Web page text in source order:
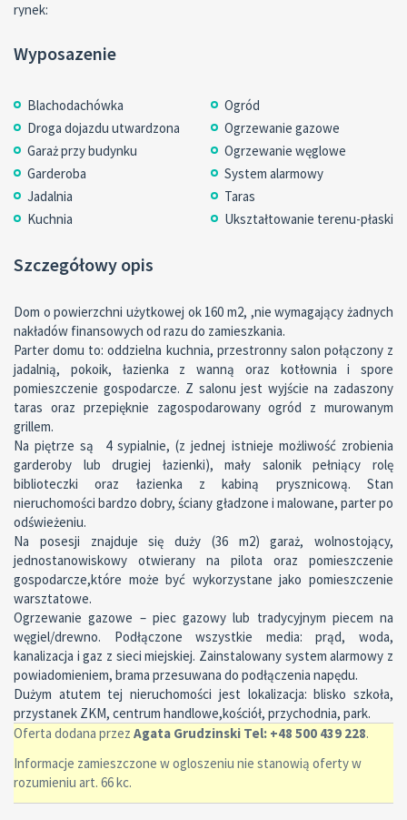
rynek:
Wyposazenie
Blachodachówka
Droga dojazdu utwardzona
Garaż przy budynku
Garderoba
Jadalnia
Kuchnia
Ogród
Ogrzewanie gazowe
Ogrzewanie węglowe
System alarmowy
Taras
Ukształtowanie terenu-płaski
Szczegółowy opis
Dom o powierzchni użytkowej ok 160 m2, ,nie wymagający żadnych
nakładów finansowych od razu do zamieszkania.
Parter domu to: oddzielna kuchnia, przestronny salon połączony z
jadalnią, pokoik, łazienka z wanną oraz kotłownia i spore
pomieszczenie gospodarcze. Z salonu jest wyjście na zadaszony
taras oraz przepięknie zagospodarowany ogród z murowanym
grillem.
Na piętrze są 4 sypialnie, (z jednej istnieje możliwość zrobienia
garderoby lub drugiej łazienki), mały salonik pełniący rolę
biblioteczki oraz łazienka z kabiną prysznicową. Stan
nieruchomości bardzo dobry, ściany gładzone i malowane, parter po
odświeżeniu.
Na posesji znajduje się duży (36 m2) garaż, wolnostojący,
jednostanowiskowy otwierany na pilota oraz pomieszczenie
gospodarcze,które może być wykorzystane jako pomieszczenie
warsztatowe.
Ogrzewanie gazowe – piec gazowy lub tradycyjnym piecem na
węgiel/drewno. Podłączone wszystkie media: prąd, woda,
kanalizacja i gaz z sieci miejskiej. Zainstalowany system alarmowy z
powiadomieniem, brama przesuwana do podłączenia napędu.
Dużym atutem tej nieruchomości jest lokalizacja: blisko szkoła,
przystanek ZKM, centrum handlowe,kościół, przychodnia, park.
Oferta dodana przez Agata Grudzinski Tel: +48 500 439 228.
Informacje zamieszczone w ogloszeniu nie stanowią oferty w
rozumieniu art. 66 kc.